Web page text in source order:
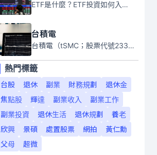
ETF是什麼？ETF投資如何入門？本系列專題文章將會告訴你新手必須知道的ETF基礎知識。
台積電
台積電（tSMC；股票代號2330）是全球領先的半導體代工公司，成立於1987年，總部位於台灣新竹。且已於美國、日本、德國及中國設廠，台積電是全球首家專業積體電路製造服務公司，也是全球最先進和最大規模的半導體代工廠。
熱門標籤
台股
退休 副業 財務規劃
退休金
焦點股
輝達 副業收入
副業工作
副業投資
退休生活 退休規劃
養老
欣興
景碩 處置股票 網拍
黃仁勳
父母
超微